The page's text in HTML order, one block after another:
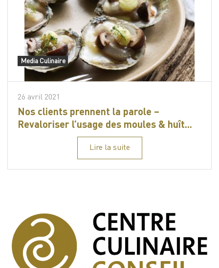
Media Culinaire
26 avril 2021
Nos clients prennent la parole –
Revaloriser l’usage des moules & huît...
Lire la suite